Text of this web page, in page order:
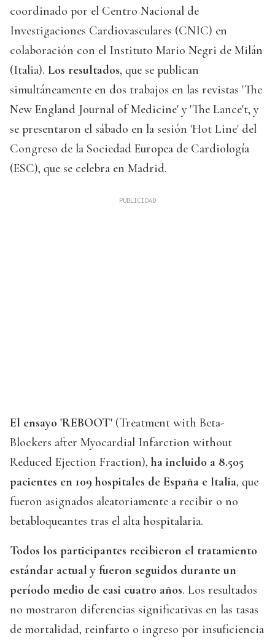
coordinado por el Centro Nacional de
Investigaciones Cardiovasculares (CNIC) en
colaboración con el Instituto Mario Negri de Milán
(Italia). Los resultados, que se publican
simultáneamente en dos trabajos en las revistas 'The
New England Journal of Medicine' y 'The Lance't, y
se presentaron el sábado en la sesión 'Hot Line' del
Congreso de la Sociedad Europea de Cardiología
(ESC), que se celebra en Madrid.
El ensayo 'REBOOT' (Treatment with Beta-
Blockers after Myocardial Infarction without
Reduced Ejection Fraction), ha incluido a 8.505
pacientes en 109 hospitales de España e Italia, que
fueron asignados aleatoriamente a recibir o no
betabloqueantes tras el alta hospitalaria.
Todos los participantes recibieron el tratamiento
estándar actual y fueron seguidos durante un
período medio de casi cuatro años. Los resultados
no mostraron diferencias significativas en las tasas
de mortalidad, reinfarto o ingreso por insuficiencia